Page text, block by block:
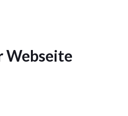
Webseite